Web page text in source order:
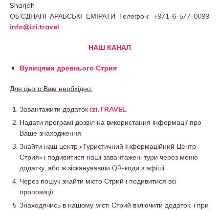
Sharjah
ОБ’ЄДНАНІ АРАБСЬКІ ЕМІРАТИ Телефон: +971-6-577-0099
info@izi.travel
НАШ КАНАЛ
Вулицями древнього Стрия
Для цього Вам необхідно:
Завантажити додаток izi.TRAVEL
Надати програмі дозвіл на використання інформації про
Ваше знаходження.
Знайти наш центр «Туристичний Інформаційний Центр
Стрия» і подивитися наші завантажені тури через меню
додатку, або ж зісканувавши QR-коди з афіші.
Через пошук знайти місто Стрий і подивитися всі
пропозиції.
Знаходячись в нашому місті Стрий включити додаток, і при